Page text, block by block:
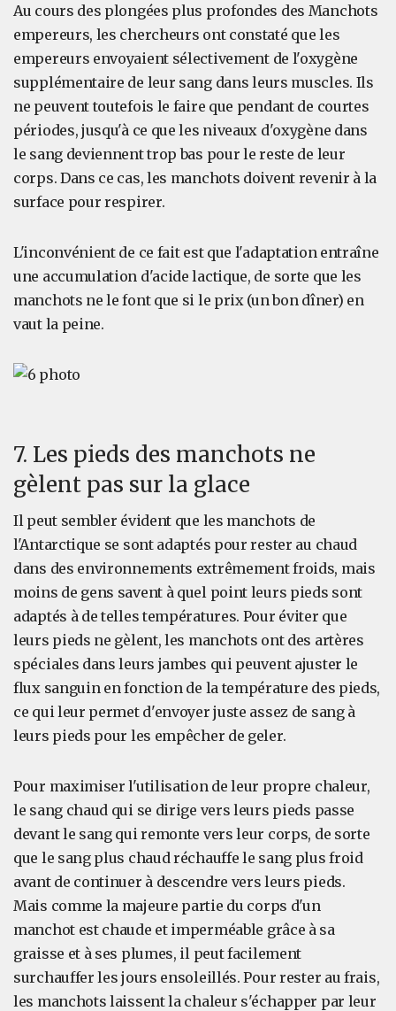
Au cours des plongées plus profondes des Manchots
empereurs, les chercheurs ont constaté que les
empereurs envoyaient sélectivement de l'oxygène
supplémentaire de leur sang dans leurs muscles. Ils
ne peuvent toutefois le faire que pendant de courtes
périodes, jusqu'à ce que les niveaux d'oxygène dans
le sang deviennent trop bas pour le reste de leur
corps. Dans ce cas, les manchots doivent revenir à la
surface pour respirer.
L'inconvénient de ce fait est que l'adaptation entraîne
une accumulation d'acide lactique, de sorte que les
manchots ne le font que si le prix (un bon dîner) en
vaut la peine.
7. Les pieds des manchots ne
gèlent pas sur la glace
Il peut sembler évident que les manchots de
l'Antarctique se sont adaptés pour rester au chaud
dans des environnements extrêmement froids, mais
moins de gens savent à quel point leurs pieds sont
adaptés à de telles températures. Pour éviter que
leurs pieds ne gèlent, les manchots ont des artères
spéciales dans leurs jambes qui peuvent ajuster le
flux sanguin en fonction de la température des pieds,
ce qui leur permet d'envoyer juste assez de sang à
leurs pieds pour les empêcher de geler.
Pour maximiser l'utilisation de leur propre chaleur,
le sang chaud qui se dirige vers leurs pieds passe
devant le sang qui remonte vers leur corps, de sorte
que le sang plus chaud réchauffe le sang plus froid
avant de continuer à descendre vers leurs pieds.
Mais comme la majeure partie du corps d'un
manchot est chaude et imperméable grâce à sa
graisse et à ses plumes, il peut facilement
surchauffer les jours ensoleillés. Pour rester au frais,
les manchots laissent la chaleur s'échapper par leur